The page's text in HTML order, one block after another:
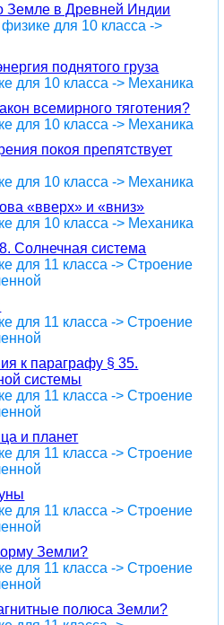
Земле в Древней Индии
для 10 класса ->
поднятого груза
для 10 класса -> Механика
всемирного тяготения?
для 10 класса -> Механика
покоя препятствует
для 10 класса -> Механика
«вверх» и «вниз»
для 10 класса -> Механика
Солнечная система
для 11 класса -> Строение
для 11 класса -> Строение
к параграфу § 35.
системы
для 11 класса -> Строение
и планет
для 11 класса -> Строение
для 11 класса -> Строение
Земли?
для 11 класса -> Строение
полюса Земли?